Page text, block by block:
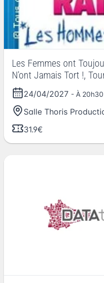
Les Femmes ont
N'ont Jamais Tort !,
24/04/2027 - À 20h30
Salle Thoris
31.9€